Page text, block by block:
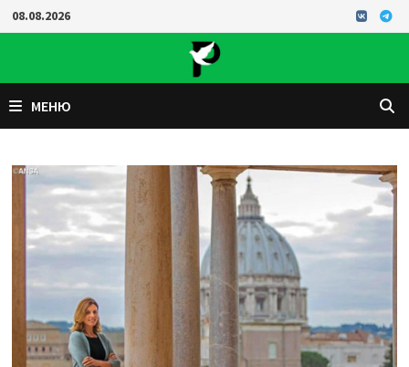
Перейти
к
08.08.2026
МЕНЮ